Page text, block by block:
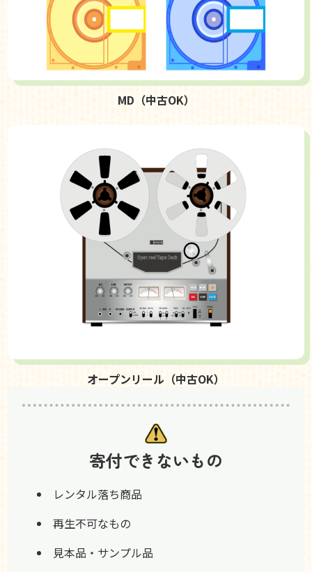
MD（中古OK）
オープンリール（中古OK）
寄付できないもの
レンタル落ち商品
再生不可なもの
見本品・サンプル品